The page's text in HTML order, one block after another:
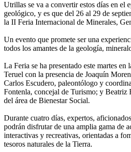
Utrillas se va a convertir estos días en el
geológico, y es que del 26 al 29 de
la II Feria Internacional de Minerales,
Un evento que promete ser una
todos los amantes de la geología,
La Feria se ha presentado este martes
Teruel con la presencia de Joaquín
Carlos Escudero, paleontólogo y
Fontenla, concejal de Turismo; y Beatriz
del área de Bienestar Social.
Durante cuatro días, expertos,
podrán disfrutar de una amplia gama de
interactivas y recreativas, orientadas a
tesoros naturales de la Tierra.